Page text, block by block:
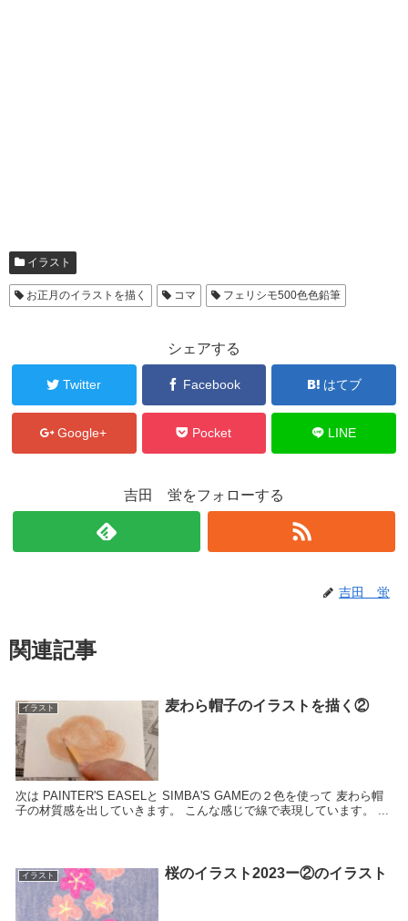
イラスト
お正月のイラストを描く コマ フェリシモ500色色鉛筆
シェアする
Twitter Facebook はてブ
Google+ Pocket LINE
吉田 蛍をフォローする
吉田 蛍
関連記事
イラスト 麦わら帽子のイラストを描く②
次は PAINTER'S EASELと SIMBA'S GAMEの２色を使って 麦わら帽
子の材質感を出していきます。 こんな感じで線で表現しています。 ...
イラスト 桜のイラスト2023ー②のイラスト